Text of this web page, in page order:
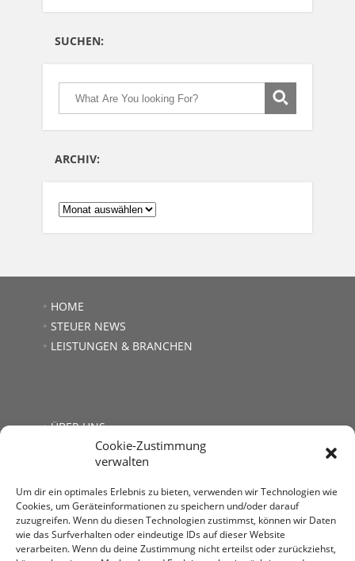
Cookie-Zustimmung
verwalten
Um dir ein optimales Erlebnis zu bieten, verwenden wir Technologien wie
Cookies, um Geräteinformationen zu speichern und/oder darauf
zuzugreifen. Wenn du diesen Technologien zustimmst, können wir Daten
wie das Surfverhalten oder eindeutige IDs auf dieser Website
verarbeiten. Wenn du deine Zustimmung nicht erteilst oder zurückziehst,
SUCHEN:
ARCHIV:
ARCHIV:
HOME
STEUER NEWS
LEISTUNGEN & BRANCHEN
ÜBER UNS
KONTAKT